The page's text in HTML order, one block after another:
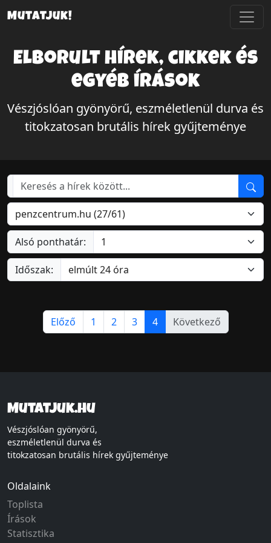
Mutatjuk!
Elborult hírek, cikkek és
egyéb írások
Vészjóslóan gyönyörű, eszméletlenül durva és
titokzatosan brutális hírek gyűjteménye
Alsó ponthatár:
Időszak:
Előző 1 2 3 4 Következő
Mutatjuk.hu
Vészjóslóan gyönyörű,
eszméletlenül durva és
titokzatosan brutális hírek gyűjteménye
Oldalaink
Toplista
Írások
Statisztika